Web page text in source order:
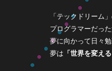
「テックドリーム
プログラマーだっ
夢に向かって日々
夢は 「世界を変え